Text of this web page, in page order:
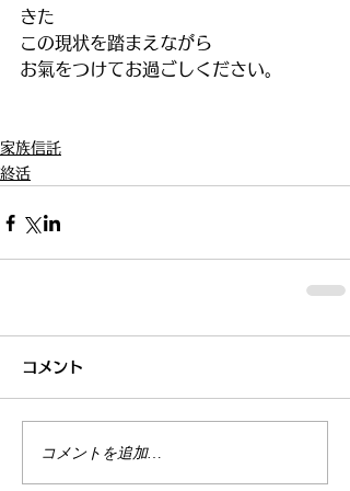
きた
この現状を踏まえながら
お氣をつけてお過ごしください。
家族信託
終活
コメント
コメントを追加…